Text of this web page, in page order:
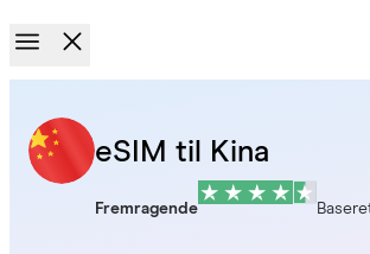
eSIM til Kina
Fremragende